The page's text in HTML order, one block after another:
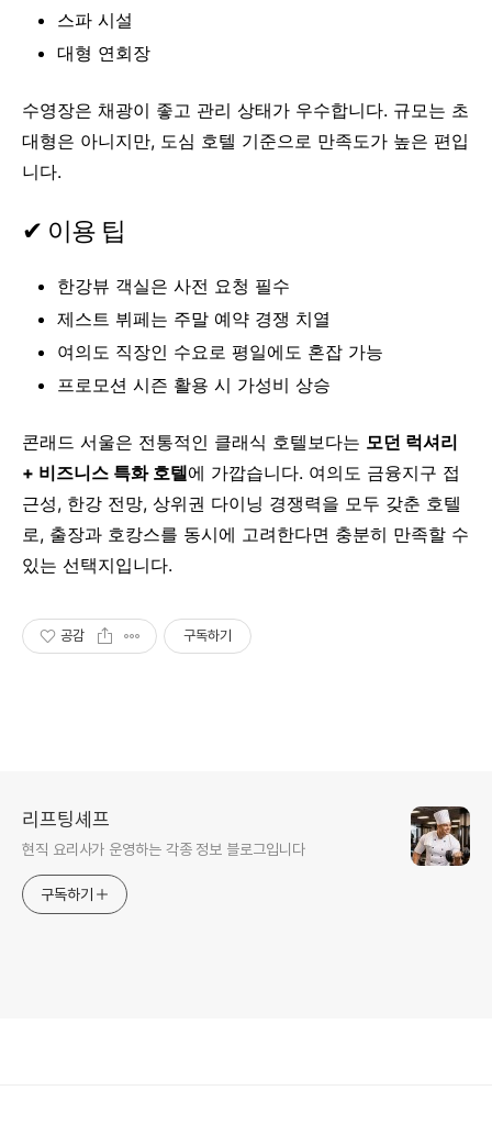
스파 시설
대형 연회장
수영장은 채광이 좋고 관리 상태가 우수합니다. 규모는 초
대형은 아니지만, 도심 호텔 기준으로 만족도가 높은 편입
니다.
✔ 이용 팁
한강뷰 객실은 사전 요청 필수
제스트 뷔페는 주말 예약 경쟁 치열
여의도 직장인 수요로 평일에도 혼잡 가능
프로모션 시즌 활용 시 가성비 상승
콘래드 서울은 전통적인 클래식 호텔보다는 모던 럭셔리
+ 비즈니스 특화 호텔에 가깝습니다. 여의도 금융지구 접
근성, 한강 전망, 상위권 다이닝 경쟁력을 모두 갖춘 호텔
로, 출장과 호캉스를 동시에 고려한다면 충분히 만족할 수
있는 선택지입니다.
공감 구독하기
리프팅셰프
현직 요리사가 운영하는 각종 정보 블로그입니다
구독하기